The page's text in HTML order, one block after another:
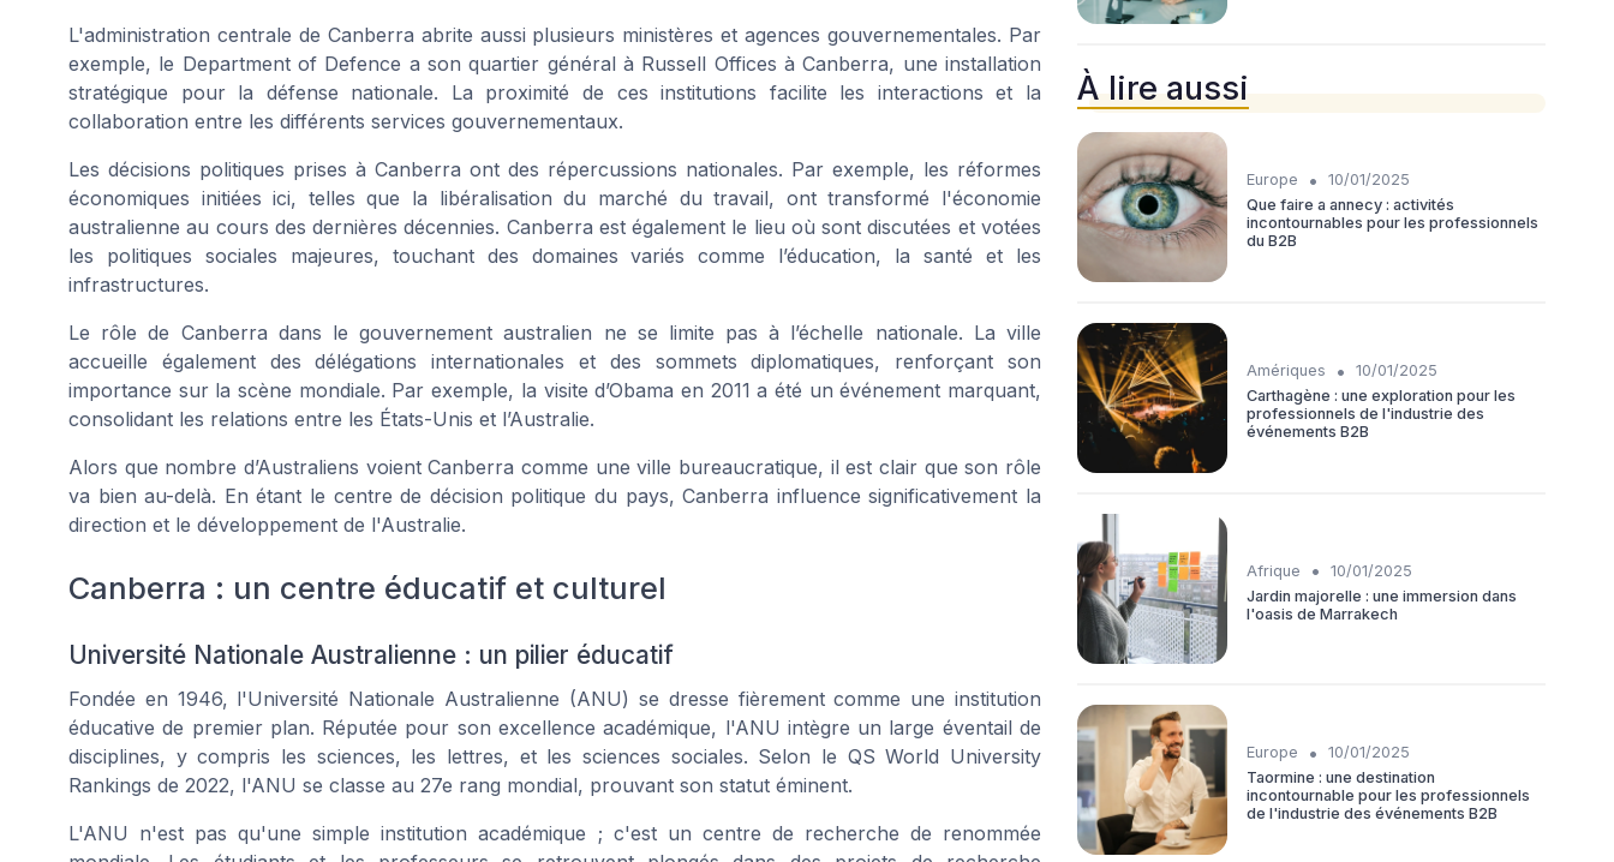
L'administration centrale de Canberra abrite aussi plusieurs ministères et agences gouvernementales. Par
exemple, le Department of Defence a son quartier général à Russell Offices à Canberra, une installation
stratégique pour la défense nationale. La proximité de ces institutions facilite les interactions et la
collaboration entre les différents services gouvernementaux.
Les décisions politiques prises à Canberra ont des répercussions nationales. Par exemple, les réformes
économiques initiées ici, telles que la libéralisation du marché du travail, ont transformé l'économie
australienne au cours des dernières décennies. Canberra est également le lieu où sont discutées et votées
les politiques sociales majeures, touchant des domaines variés comme l’éducation, la santé et les
infrastructures.
Le rôle de Canberra dans le gouvernement australien ne se limite pas à l’échelle nationale. La ville
accueille également des délégations internationales et des sommets diplomatiques, renforçant son
importance sur la scène mondiale. Par exemple, la visite d’Obama en 2011 a été un événement marquant,
consolidant les relations entre les États-Unis et l’Australie.
Alors que nombre d’Australiens voient Canberra comme une ville bureaucratique, il est clair que son rôle
va bien au-delà. En étant le centre de décision politique du pays, Canberra influence significativement la
direction et le développement de l'Australie.
Canberra : un centre éducatif et culturel
Université Nationale Australienne : un pilier éducatif
Fondée en 1946, l'Université Nationale Australienne (ANU) se dresse fièrement comme une institution
éducative de premier plan. Réputée pour son excellence académique, l'ANU intègre un large éventail de
disciplines, y compris les sciences, les lettres, et les sciences sociales. Selon le QS World University
Rankings de 2022, l'ANU se classe au 27e rang mondial, prouvant son statut éminent.
L'ANU n'est pas qu'une simple institution académique ; c'est un centre de recherche de renommée
À lire aussi
Europe •
10/01/2025
Que faire a annecy : activités
incontournables pour les professionnels
du B2B
Amériques •
10/01/2025
Carthagène : une exploration pour les
professionnels de l'industrie des
événements B2B
Afrique •
10/01/2025
Jardin majorelle : une immersion dans
l'oasis de Marrakech
Europe •
10/01/2025
Taormine : une destination
incontournable pour les professionnels
de l'industrie des événements B2B